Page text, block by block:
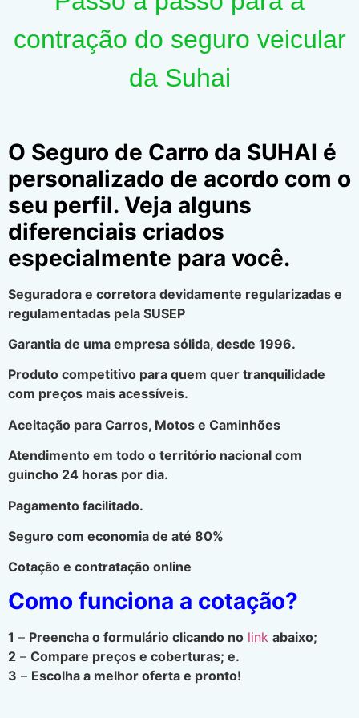
contração do seguro veicular
da Suhai
O Seguro de Carro da SUHAI é
personalizado de acordo com o
seu perfil. Veja alguns
diferenciais criados
especialmente para você.
Seguradora e corretora devidamente regularizadas e
regulamentadas pela SUSEP
Garantia de uma empresa sólida, desde 1996.
Produto competitivo para quem quer tranquilidade
com preços mais acessíveis.
Aceitação para Carros, Motos e Caminhões
Atendimento em todo o território nacional com
guincho 24 horas por dia.
Pagamento facilitado.
Seguro com economia de até 80%
Cotação e contratação online
Como funciona a cotação?
1 – Preencha o formulário clicando no link abaixo;
2 – Compare preços e coberturas; e.
3 – Escolha a melhor oferta e pronto!